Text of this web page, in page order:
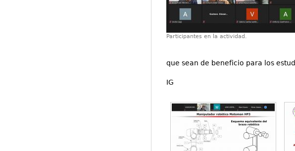
Participantes en la actividad.
que sean de beneficio para los
IG